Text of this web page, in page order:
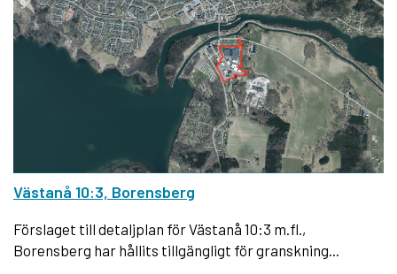
Västanå 10:3, Borensberg
Förslaget till detaljplan för Västanå 10:3 m.fl.,
Borensberg har hållits tillgängligt för granskning...